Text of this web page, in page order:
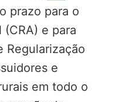
prazo para o
(CRA) e para
Regularização
e
em todo o